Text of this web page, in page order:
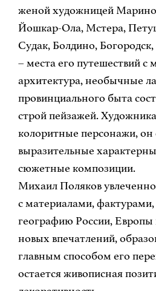
женой художницей
Йошкар-Ола, Мстера,
Судак, Болдино,
– места его путешествий с
архитектура, необычные
провинциального быта
строй пейзажей.
колоритные персонажи, он
выразительные
сюжетные композиции.
Михаил Поляков
с материалами, фактурами,
географию России, Европы
новых впечатлений,
главным способом его
остается живописная